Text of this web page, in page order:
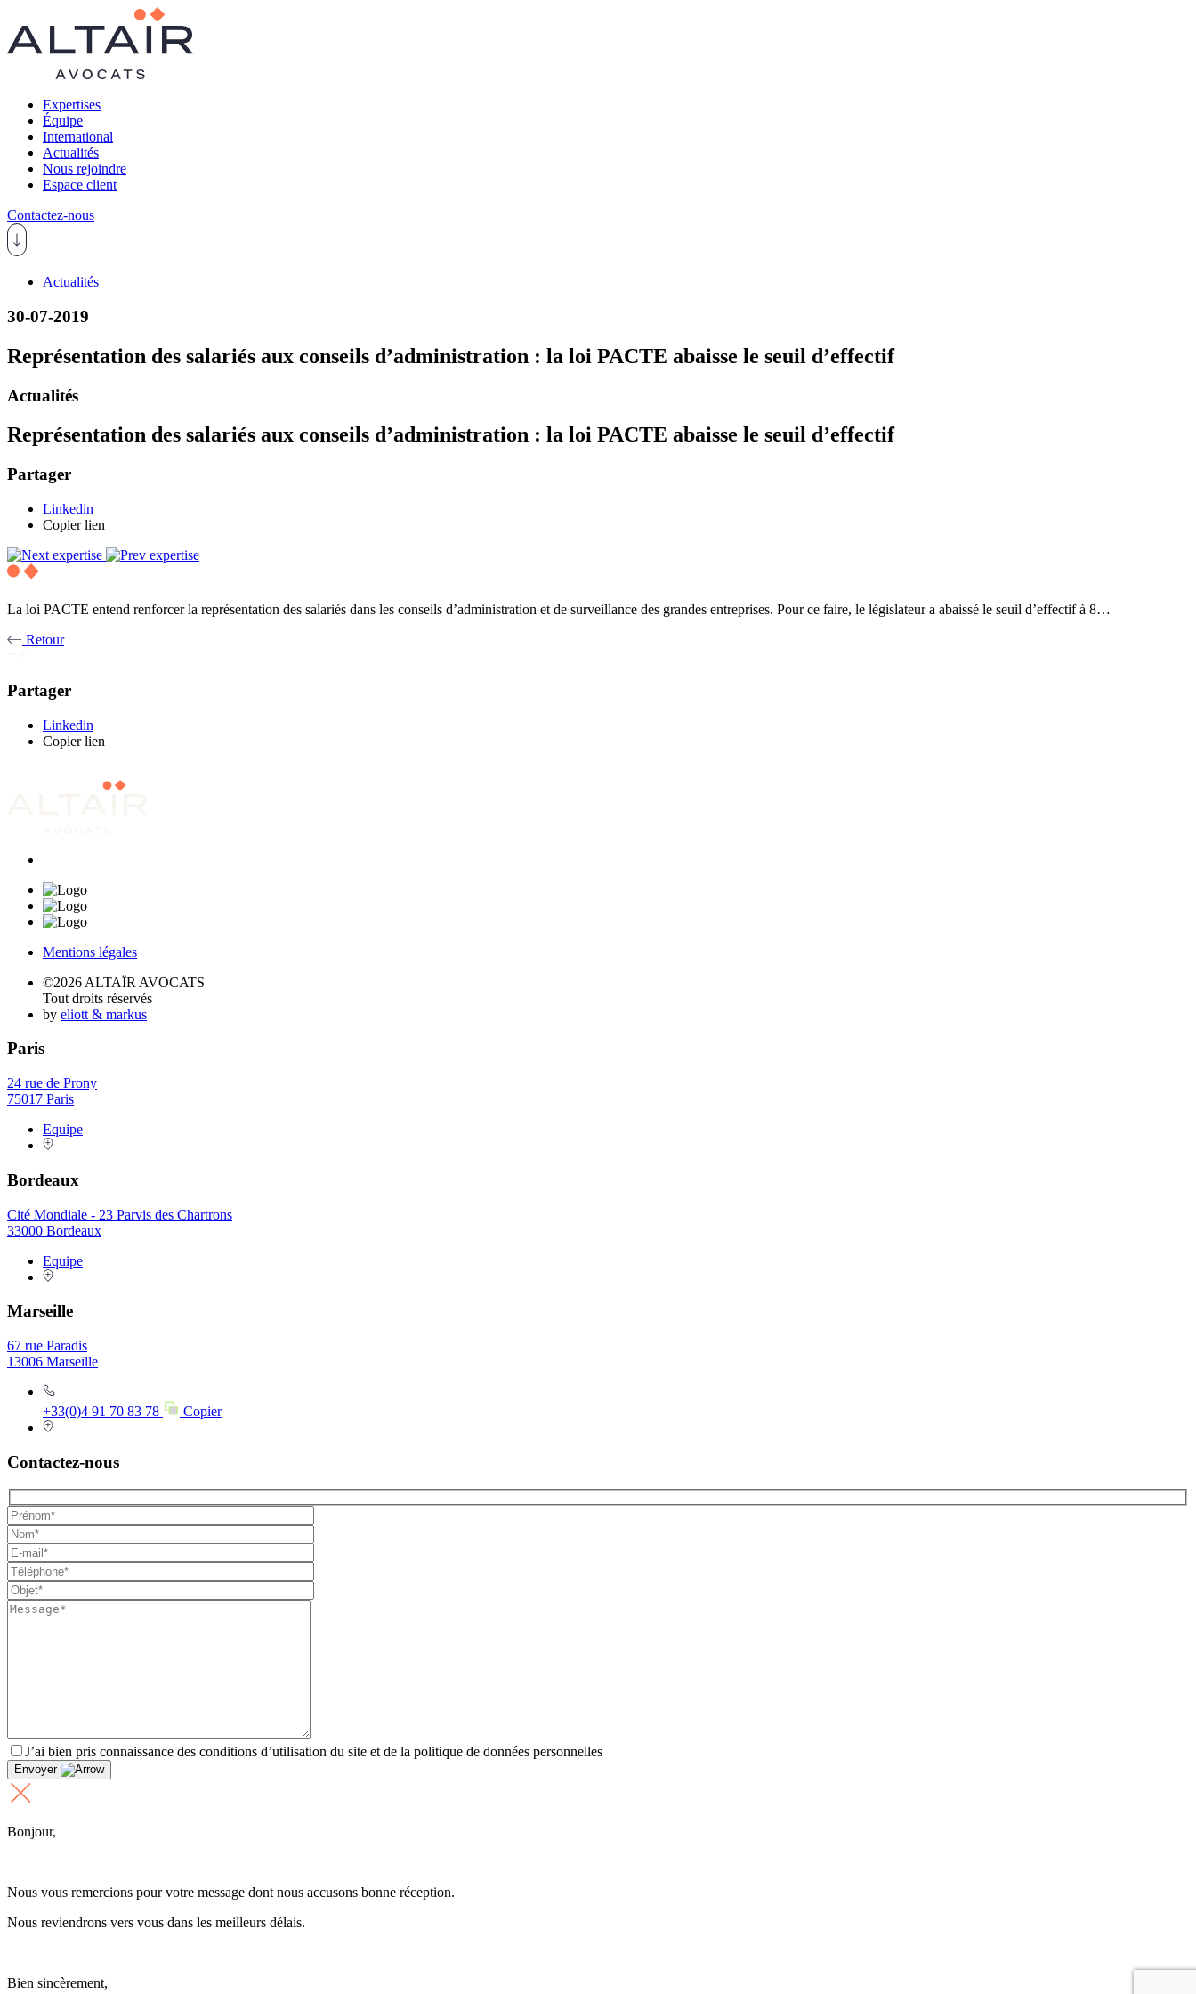
Expertises
Équipe
International
Actualités
Nous rejoindre
Espace client
Contactez-nous
Actualités
30-07-2019
Représentation des salariés aux conseils d’administration : la loi PACTE abaisse le seuil d’effectif
Actualités
Représentation des salariés aux conseils d’administration : la loi PACTE abaisse le seuil d’effectif
Partager
Linkedin
Copier lien
La loi PACTE entend renforcer la représentation des salariés dans les conseils d’administration et de surveillance des grandes entreprises. Pour ce faire, le législateur a abaissé le seuil d’effectif à 8…
Retour
Partager
Linkedin
Copier lien
Mentions légales
©2026 ALTAÏR AVOCATS
Tout droits réservés
by eliott & markus
Paris
24 rue de Prony
75017 Paris
Equipe
Bordeaux
Cité Mondiale - 23 Parvis des Chartrons
33000 Bordeaux
Equipe
Marseille
67 rue Paradis
13006 Marseille
+33(0)4 91 70 83 78 Copier
Contactez-nous
J’ai bien pris connaissance des conditions d’utilisation du site et de la politique de données personnelles
Envoyer
Bonjour,
Nous vous remercions pour votre message dont nous accusons bonne réception.
Nous reviendrons vers vous dans les meilleurs délais.
Bien sincèrement,